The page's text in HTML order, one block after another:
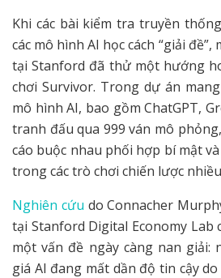
Khi các bài kiểm tra truyền
các mô hình AI học cách “giải
tại Stanford đã thử một hướng
chơi Survivor. Trong dự án
mô hình AI, bao gồm ChatGPT,
tranh đấu qua 999 ván mô
cáo buộc nhau phối hợp bí mật
trong các trò chơi chiến lược
Nghiên cứu do Connacher
tại Stanford Digital Economy
một vấn đề ngày càng nan giải:
giá AI đang mất dần độ tin cậy